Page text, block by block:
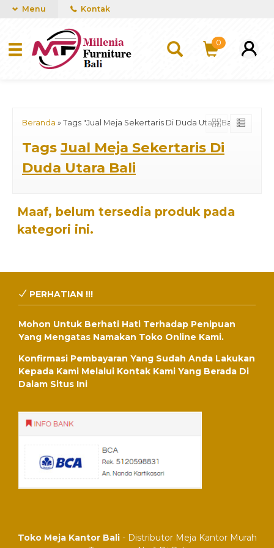
mUCn7CwGawCVTvwq7a99f4AgACOVgZvYEW65FFSDBf0
Menu Kontak
0
Beranda » Tags "Jual Meja Sekertaris Di Duda Utara Bali"
Tags Jual Meja Sekertaris Di
Duda Utara Bali
Maaf, belum tersedia produk pada
kategori ini.
PERHATIAN !!!
Mohon Untuk Berhati Hati Terhadap Penipuan
Yang Mengatas Namakan Toko Online Kami.
Konfirmasi Pembayaran Yang Sudah Anda Lakukan
Kepada Kami Melalui Kontak Kami Yang Berada Di
Dalam Situs Ini
Toko Meja Kantor Bali- Distributor Meja Kantor Murah